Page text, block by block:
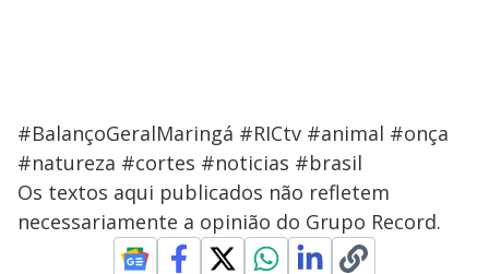
#BalançoGeralMaringá #RICtv #animal #onça
#natureza #cortes #noticias #brasil
Os textos aqui publicados não refletem
necessariamente a opinião do Grupo Record.